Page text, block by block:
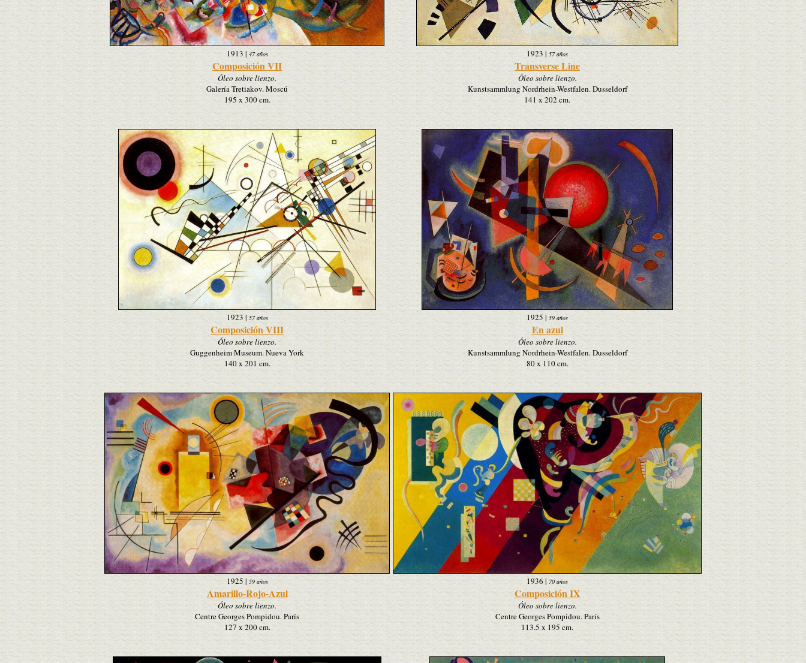
1913| 47 años
Composición VII
Óleo sobre lienzo.
Galería Tretiakov. Moscú
195 x 300 cm.
1923 | 57 años
Transverse Line
Óleo sobre lienzo.
Kunstsammlung Nordrhein-Westfalen. Dusseldorf
141 x 202 cm.
1923 | 57 años
Composición VIII
Óleo sobre lienzo.
Guggenheim Museum. Nueva York
140 x 201 cm.
1925 | 59 años
En azul
Óleo sobre lienzo.
Kunstsammlung Nordrhein-Westfalen. Dusseldorf
80 x 110 cm.
1925 | 59 años
Amarillo-Rojo-Azul
Óleo sobre lienzo.
Centre Georges Pompidou. París
127 x 200 cm.
1936 | 70 años
Composición IX
Óleo sobre lienzo.
Centre Georges Pompidou. París
113.5 x 195 cm.